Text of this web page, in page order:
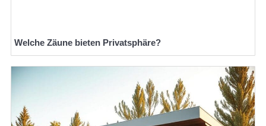
Welche Zäune bieten Privatsphäre?